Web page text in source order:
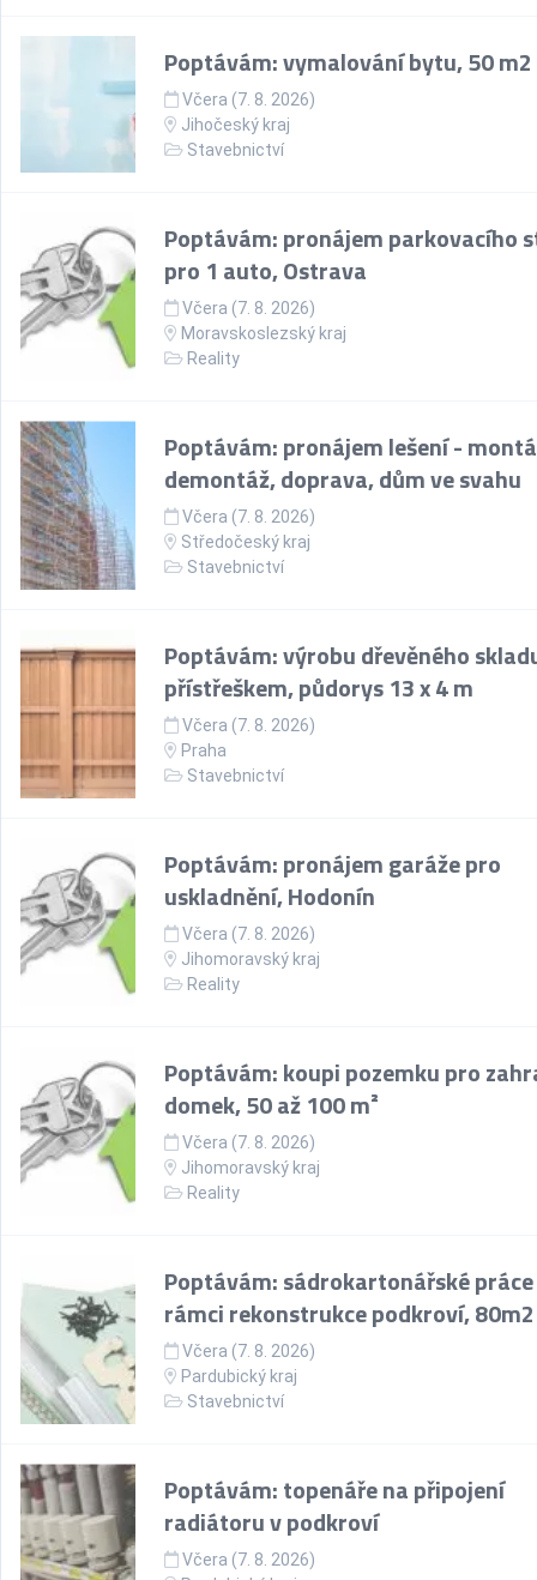
Poptávám: vymalování bytu, 50 m2
Včera (7. 8. 2026)
Jihočeský kraj
Stavebnictví
Poptávám: pronájem parkovacího
pro 1 auto, Ostrava
Včera (7. 8. 2026)
Moravskoslezský kraj
Reality
Poptávám: pronájem lešení -
demontáž, doprava, dům ve svahu
Včera (7. 8. 2026)
Středočeský kraj
Stavebnictví
Poptávám: výrobu dřevěného
přístřeškem, půdorys 13 x 4 m
Včera (7. 8. 2026)
Praha
Stavebnictví
Poptávám: pronájem garáže pro
uskladnění, Hodonín
Včera (7. 8. 2026)
Jihomoravský kraj
Reality
Poptávám: koupi pozemku pro
domek, 50 až 100 m²
Včera (7. 8. 2026)
Jihomoravský kraj
Reality
Poptávám: sádrokartonářské
rámci rekonstrukce podkroví, 80m2
Včera (7. 8. 2026)
Pardubický kraj
Stavebnictví
Poptávám: topenáře na připojení
radiátoru v podkroví
Včera (7. 8. 2026)